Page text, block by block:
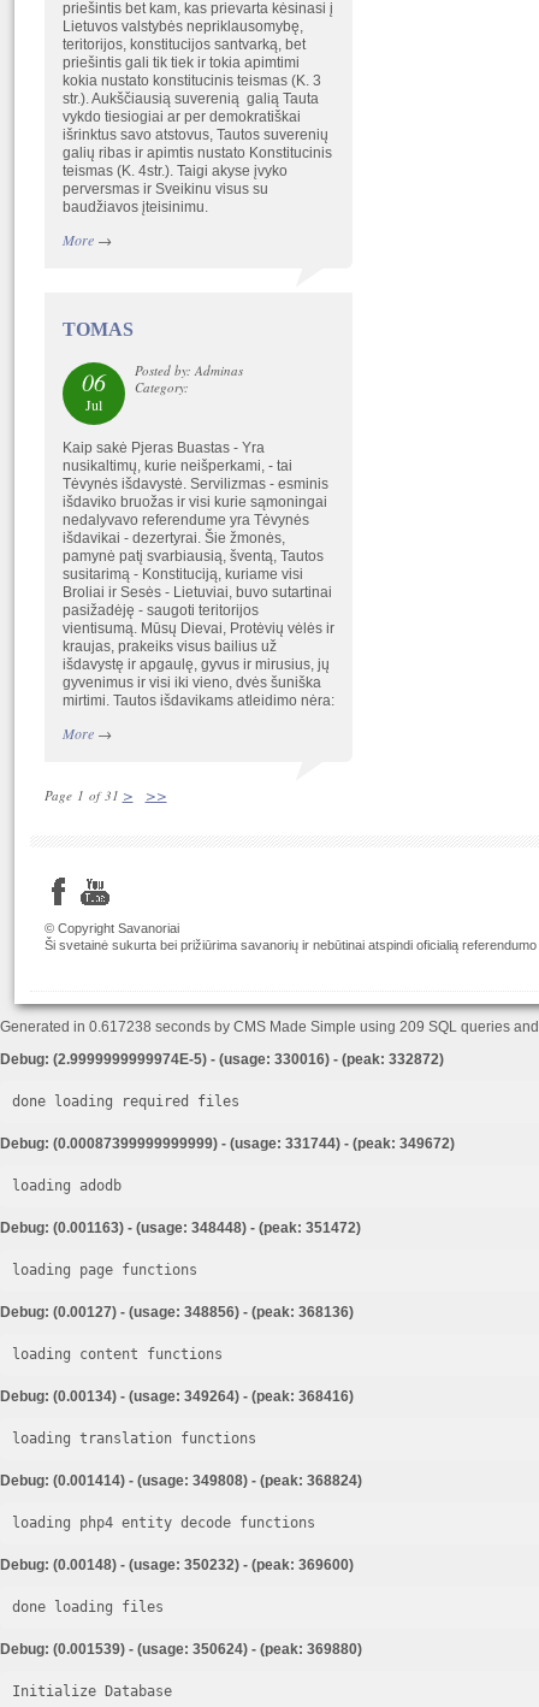
priešintis bet kam, kas prievarta kėsinasi į
Lietuvos valstybės nepriklausomybę,
teritorijos, konstitucijos santvarką, bet
priešintis gali tik tiek ir tokia apimtimi
kokia nustato konstitucinis teismas (K. 3
str.). Aukščiausią suverenią galią Tauta
vykdo tiesiogiai ar per demokratiškai
išrinktus savo atstovus, Tautos suverenių
galių ribas ir apimtis nustato Konstitucinis
teismas (K. 4str.). Taigi akyse įvyko
perversmas ir Sveikinu visus su
baudžiavos įteisinimu.
More→
TOMAS
06
Jul
Posted by: Adminas
Category:
Kaip sakė Pjeras Buastas - Yra
nusikaltimų, kurie neišperkami, - tai
Tėvynės išdavystė. Servilizmas - esminis
išdaviko bruožas ir visi kurie sąmoningai
nedalyvavo referendume yra Tėvynės
išdavikai - dezertyrai. Šie žmonės,
pamynė patį svarbiausią, šventą, Tautos
susitarimą - Konstituciją, kuriame visi
Broliai ir Sesės - Lietuviai, buvo sutartinai
pasižadėję - saugoti teritorijos
vientisumą. Mūsų Dievai, Protėvių vėlės ir
kraujas, prakeiks visus bailius už
išdavystę ir apgaulę, gyvus ir mirusius, jų
gyvenimus ir visi iki vieno, dvės šuniška
mirtimi. Tautos išdavikams atleidimo nėra:
More→
Page 1 of 31 > >>
© Copyright Savanoriai
Ši svetainė sukurta bei prižiūrima savanorių ir nebūtinai atspindi oficialią
Generated in 0.617238 seconds by CMS Made Simple using 209 SQL queries
Debug: (2.9999999999974E-5) - (usage: 330016) - (peak: 332872)
done loading required files
Debug: (0.00087399999999999) - (usage: 331744) - (peak: 349672)
loading adodb
Debug: (0.001163) - (usage: 348448) - (peak: 351472)
loading page functions
Debug: (0.00127) - (usage: 348856) - (peak: 368136)
loading content functions
Debug: (0.00134) - (usage: 349264) - (peak: 368416)
loading translation functions
Debug: (0.001414) - (usage: 349808) - (peak: 368824)
loading php4 entity decode functions
Debug: (0.00148) - (usage: 350232) - (peak: 369600)
done loading files
Debug: (0.001539) - (usage: 350624) - (peak: 369880)
Initialize Database